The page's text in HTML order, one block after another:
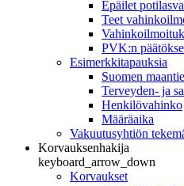
Epäilet
Teet
PVK:n
Esimerkkitapauksia
Suomen
Terveyden- ja
Henkilövahinko
Määräaika
Vakuutusyhtiön
Korvauksenhakija
keyboard_arrow_down
Korvaukset